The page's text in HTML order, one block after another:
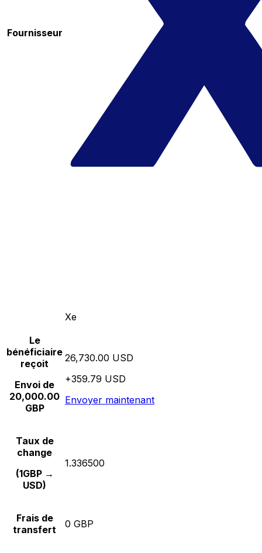
Fournisseur
Xe
Le
bénéficiaire
reçoit
Envoi de
20,000.00
GBP
26,730.00 USD
+359.79 USD
Envoyer maintenant
Taux de
change
(1GBP →
USD)
1.336500
Frais de
transfert
0 GBP